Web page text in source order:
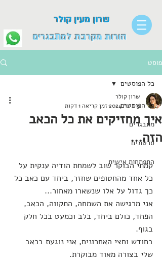
הורות מקרבת למתבגרים
שרון מעין קולר
פוסט
כל הפוסטים
מתבגרים
סרטונים
התפתחות אישית
כל הפוסטים
איך מחזיקים את כל הכאב
הזה...
שרון קולר
9 בינו׳ 2024
זמן קריאה 1 דקות
קמתי הבוקר שוב לשמחת הודיה ענקית על
כל אחד מהחטופים שחזר, ביחד עם כאב כל
כך גדול על אלו שנשארו מאחור...
אני מרגישה את השמחה, התקווה, הכאב,
הפחד, כולם ביחד, בלב וכמעט בכל חלק
בגוף.
בחודש וחצי האחרונים, אני נוגעת בכאב
שלי בצורה מאוד מבוקרת.